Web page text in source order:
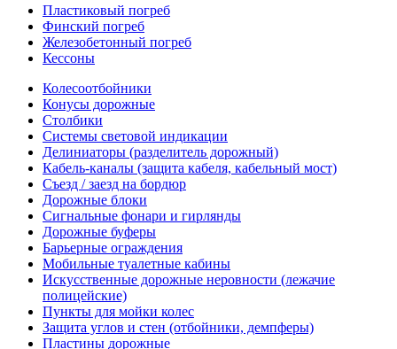
Пластиковый погреб
Финский погреб
Железобетонный погреб
Кессоны
Колесоотбойники
Конусы дорожные
Столбики
Системы световой индикации
Делиниаторы (разделитель дорожный)
Кабель-каналы (защита кабеля, кабельный мост)
Съезд / заезд на бордюр
Дорожные блоки
Сигнальные фонари и гирлянды
Дорожные буферы
Барьерные ограждения
Мобильные туалетные кабины
Искусственные дорожные неровности (лежачие
полицейские)
Пункты для мойки колес
Защита углов и стен (отбойники, демпферы)
Пластины дорожные